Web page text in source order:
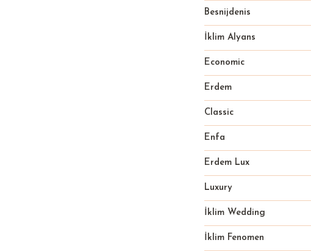
Besnijdenis
İklim Alyans
Economic
Erdem
Classic
Enfa
Erdem Lux
Luxury
İklim Wedding
İklim Fenomen